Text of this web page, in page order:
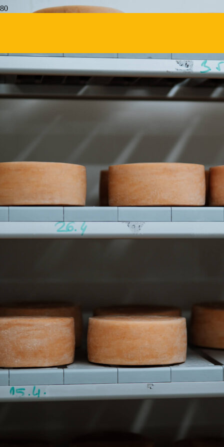
Syráreň Polun Čremošné
Syráreň Polun
Čremošné